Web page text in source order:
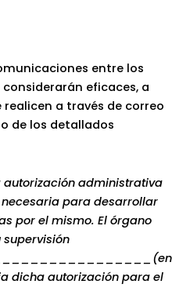
entre los
considerarán eficaces, a
a través de correo
de los detallados
autorización administrativa
para desarrollar
por el mismo. El órgano
dicha autorización para el